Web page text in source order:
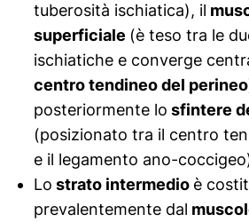
tuberosità ischiatica), il
superficiale (è teso tra le
ischiatiche e converge
centro tendineo del
posteriormente lo sfintere
(posizionato tra il centro
e il legamento ano-
Lo strato intermedio è
prevalentemente dal